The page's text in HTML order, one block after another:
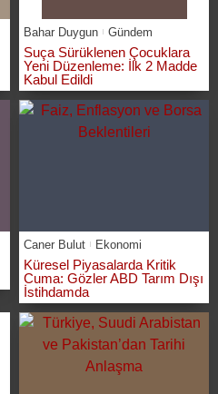
Bahar Duygun Gündem
Suça Sürüklenen Çocuklara
Yeni Düzenleme: İlk 2 Madde
Kabul Edildi
Caner Bulut Ekonomi
Küresel Piyasalarda Kritik
Cuma: Gözler ABD Tarım Dışı
İstihdamda